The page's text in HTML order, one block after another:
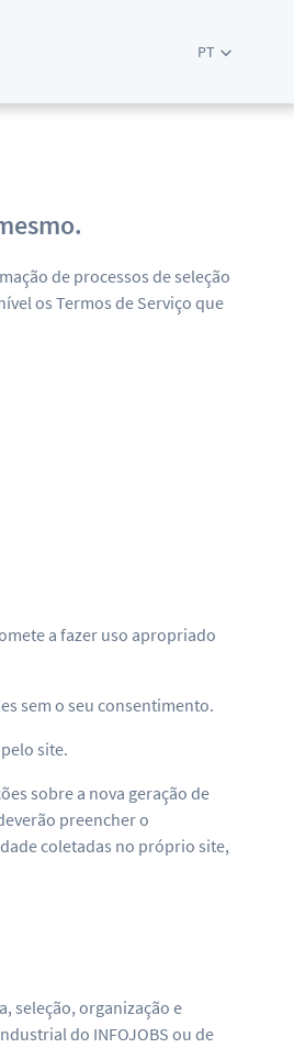
PT
de processos de seleção
os Termos de Serviço que
a fazer uso apropriado
sem o seu consentimento.
site.
sobre a nova geração de
preencher o
coletadas no próprio site,
seleção, organização e
do INFOJOBS ou de